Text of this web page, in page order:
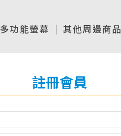
多功能螢幕 其他周邊商品
註冊會員